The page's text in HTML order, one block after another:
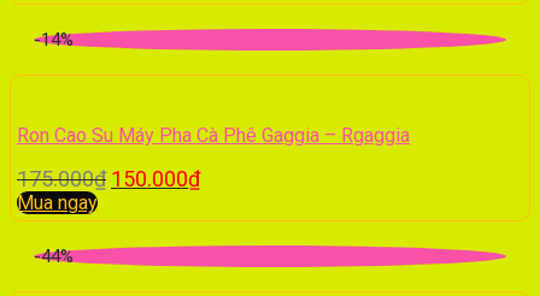
-14%
Ron Cao Su Máy Pha Cà Phê Gaggia – Rgaggia
175.000₫ 150.000₫
Mua ngay
-44%